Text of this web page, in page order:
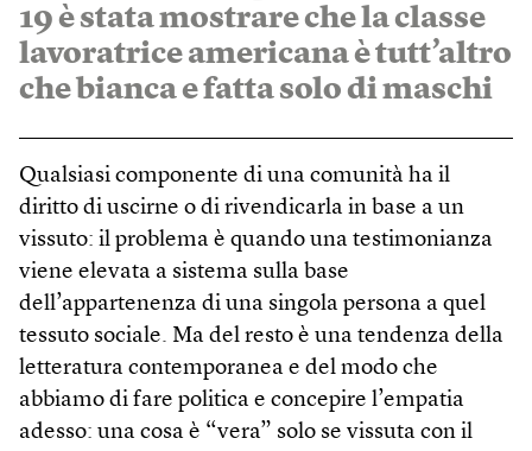
19 è stata mostrare che la classe
lavoratrice americana è tutt’altro
che bianca e fatta solo di maschi
Qualsiasi componente di una comunità ha il
diritto di uscirne o di rivendicarla in base a un
vissuto: il problema è quando una testimonianza
viene elevata a sistema sulla base
dell’appartenenza di una singola persona a quel
tessuto sociale. Ma del resto è una tendenza della
letteratura contemporanea e del modo che
abbiamo di fare politica e concepire l’empatia
adesso: una cosa è “vera” solo se vissuta con il